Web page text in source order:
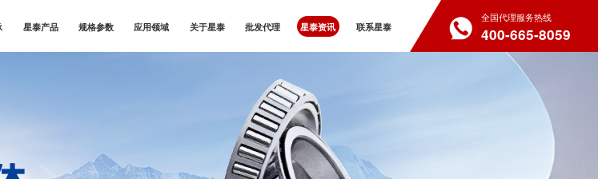
星泰产品 规格参数 应用领域 关于星泰 批发代理 星泰资讯 联系星泰
全国代理服务热线
400-665-8059